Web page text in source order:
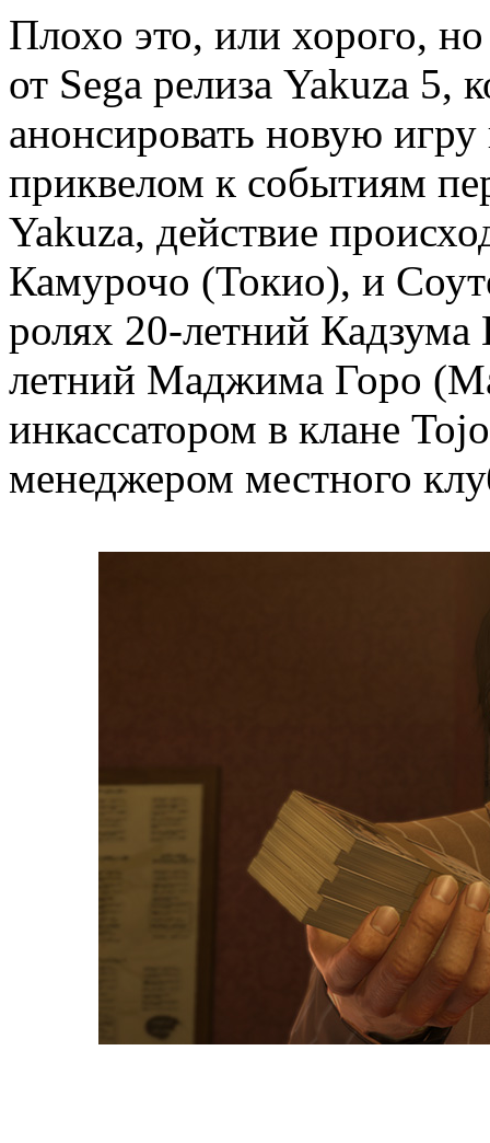
Плохо это, или хорого,
от Sega релиза Yakuza 5,
анонсировать новую игру
приквелом к событиям
Yakuza, действие
Камурочо (Токио), и
ролях 20-летний
летний Маджима Горо
инкассатором в клане
менеджером местного